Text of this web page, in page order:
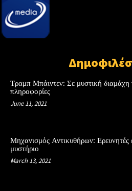
Τραμπ Μπάιντεν: Σε μυστική διαμάχη
πληροφορίες
June 11, 2021
Μηχανισμός Αντικυθήρων: Ερευνητές
μυστήριο
March 13, 2021